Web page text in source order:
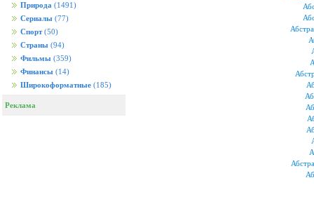
Природа (1491)
Сериалы (77)
Спорт (50)
Страны (94)
Фильмы (359)
Финансы (14)
Широкоформатные (185)
Реклама